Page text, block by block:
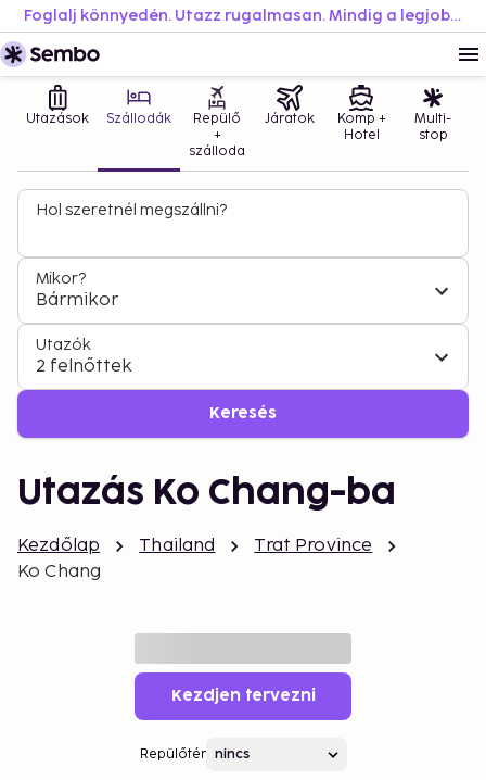
Foglalj könnyedén. Utazz rugalmasan. Mindig a legjobb áron.
Utazások Szállodák
Repülő
+
szálloda
Járatok
Komp +
Hotel
Multi-
stop
Hol szeretnél megszállni?
Mikor?
Bármikor
Utazók
2 felnőttek
Keresés
Utazás Ko Chang-ba
Kezdőlap Thailand
Trat Province
Ko Chang
Kezdjen tervezni
Repülőtér